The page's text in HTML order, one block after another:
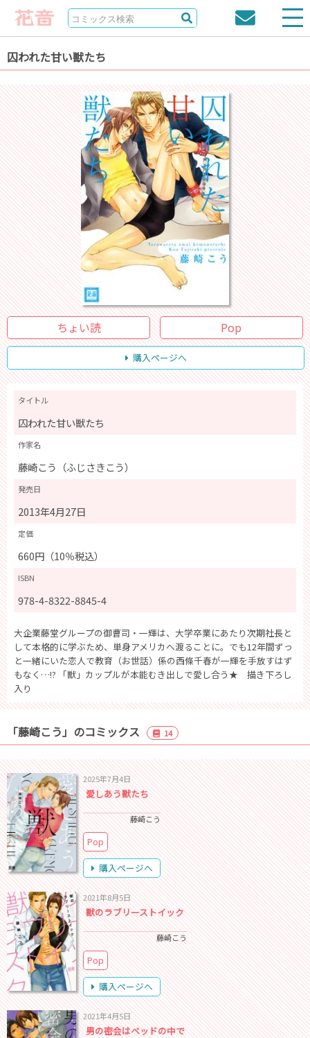
囚われた甘い獣たち
ちょい読 Pop
購入ページへ
タイトル
囚われた甘い獣たち
作家名
藤崎こう（ふじさきこう）
発売日
2013年4月27日
定価
660円（10％税込）
ISBN
978-4-8322-8845-4
大企業藤堂グループの御曹司・一輝は、大学卒業にあたり次期社長と
して本格的に学ぶため、単身アメリカへ渡ることに。でも12年間ずっ
と一緒にいた恋人で教育（お世話）係の西條千春が一輝を手放すはず
もなく…!? 「獣」カップルが本能むき出しで愛し合う★ 描き下ろし
入り
「藤崎こう」のコミックス 14
2025年7月4日
愛しあう獣たち
藤崎こう
Pop
購入ページへ
2021年8月5日
獣のラブリーストイック
藤崎こう
Pop
購入ページへ
2021年4月5日
男の密会はベッドの中で